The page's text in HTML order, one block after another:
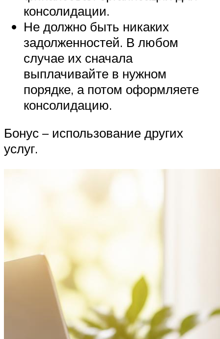
консолидации.
Не должно быть никаких
задолженностей. В любом
случае их сначала
выплачивайте в нужном
порядке, а потом оформляете
консолидацию.
Бонус – использование других
услуг.